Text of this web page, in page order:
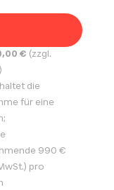
€ (zzgl.
die
für eine
990 €
pro